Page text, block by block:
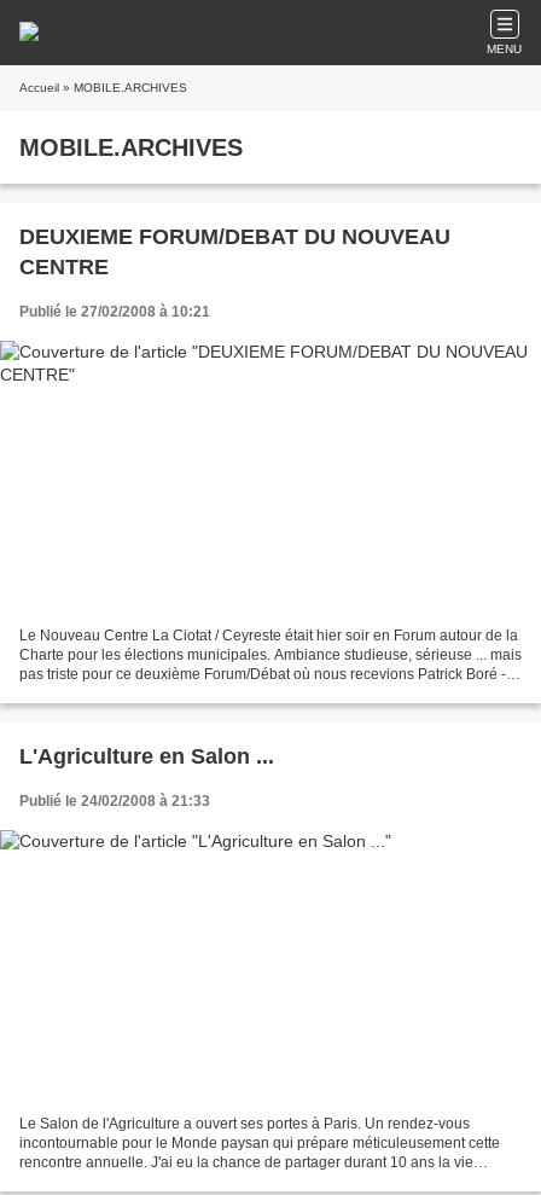
MENU
Accueil » MOBILE.ARCHIVES
MOBILE.ARCHIVES
DEUXIEME FORUM/DEBAT DU NOUVEAU
CENTRE
Publié le 27/02/2008 à 10:21
Le Nouveau Centre La Ciotat / Ceyreste était hier soir en Forum autour de la
Charte pour les élections municipales. Ambiance studieuse, sérieuse ... mais
pas triste pour ce deuxième Forum/Débat où nous recevions Patrick Boré -
L'Agriculture en Salon ...
Publié le 24/02/2008 à 21:33
Le Salon de l'Agriculture a ouvert ses portes à Paris. Un rendez-vous
incontournable pour le Monde paysan qui prépare méticuleusement cette
rencontre annuelle. J'ai eu la chance de partager durant 10 ans la vie